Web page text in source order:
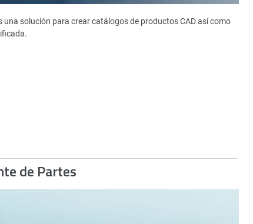
solución para crear catálogos de productos CAD así como
de Partes